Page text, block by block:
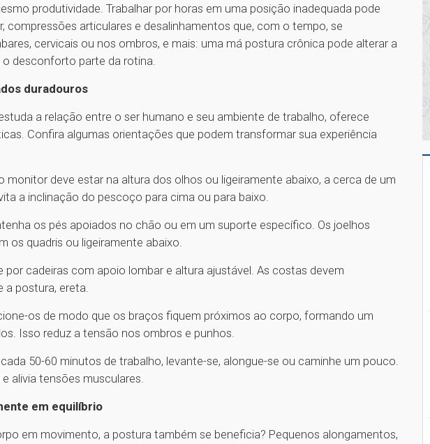
produtividade. Trabalhar por horas em uma posição inadequada pode
compressões articulares e desalinhamentos que, com o tempo, se
cervicais ou nos ombros, e mais: uma má postura crônica pode alterar a
desconforto parte da rotina.
duradouros
a relação entre o ser humano e seu ambiente de trabalho, oferece
Confira algumas orientações que podem transformar sua experiência
monitor deve estar na altura dos olhos ou ligeiramente abaixo, a cerca de um
a inclinação do pescoço para cima ou para baixo.
os pés apoiados no chão ou em um suporte específico. Os joelhos
os quadris ou ligeiramente abaixo.
por cadeiras com apoio lombar e altura ajustável. As costas devem
a postura, ereta.
os de modo que os braços fiquem próximos ao corpo, formando um
Isso reduz a tensão nos ombros e punhos.
50-60 minutos de trabalho, levante-se, alongue-se ou caminhe um pouco.
alivia tensões musculares.
em equilíbrio
em movimento, a postura também se beneficia? Pequenos alongamentos,